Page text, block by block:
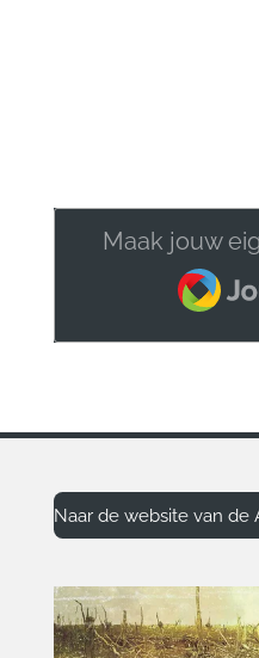
Maak jouw
Naar de website van de